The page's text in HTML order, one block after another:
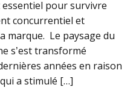
essentiel pour survivre
concurrentiel et
marque. Le paysage du
s’est transformé
années en raison
a stimulé […]